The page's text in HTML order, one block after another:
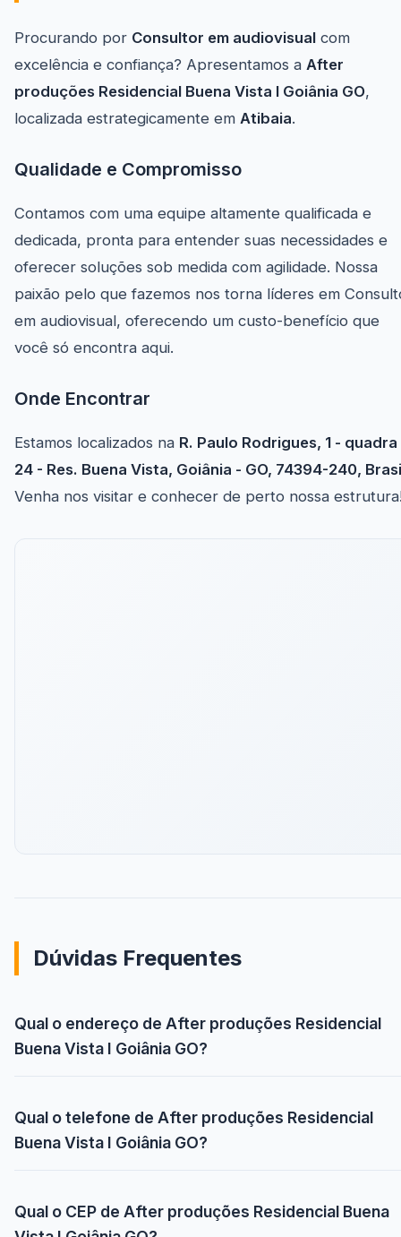
Procurando por Consultor em audiovisual com
excelência e confiança? Apresentamos a After
produções Residencial Buena Vista I Goiânia GO,
localizada estrategicamente em Atibaia.
Qualidade e Compromisso
Contamos com uma equipe altamente qualificada e
dedicada, pronta para entender suas necessidades e
oferecer soluções sob medida com agilidade. Nossa
paixão pelo que fazemos nos torna líderes em
em audiovisual, oferecendo um custo-benefício que
você só encontra aqui.
Onde Encontrar
Estamos localizados na R. Paulo Rodrigues, 1 - quadra
24 - Res. Buena Vista, Goiânia - GO, 74394-240,
Venha nos visitar e conhecer de perto nossa
Dúvidas Frequentes
Qual o endereço de After produções Residencial
Buena Vista I Goiânia GO?
Qual o telefone de After produções Residencial
Buena Vista I Goiânia GO?
Qual o CEP de After produções Residencial Buena